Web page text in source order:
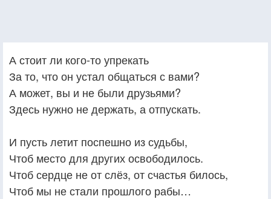
А стоит ли кого-то упрекать
За то, что он устал общаться с вами?
А может, вы и не были друзьями?
Здесь нужно не держать, а отпускать.
И пусть летит поспешно из судьбы,
Чтоб место для других освободилось.
Чтоб сердце не от слёз, от счастья билось,
Чтоб мы не стали прошлого рабы…